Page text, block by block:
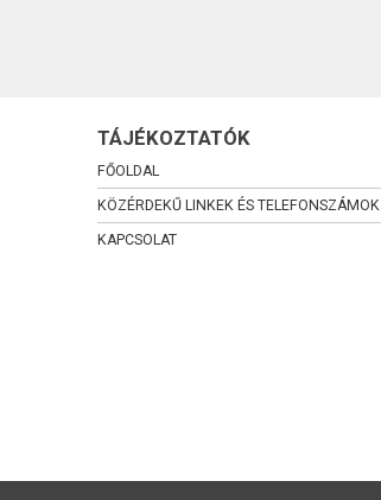
TÁJÉKOZTATÓK
FŐOLDAL
KÖZÉRDEKŰ LINKEK ÉS TELEFONSZÁMOK
KAPCSOLAT